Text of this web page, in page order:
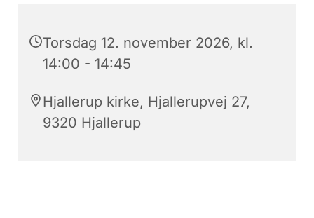
Torsdag 12. november 2026, kl.
14:00 - 14:45
Hjallerup kirke, Hjallerupvej 27,
9320 Hjallerup